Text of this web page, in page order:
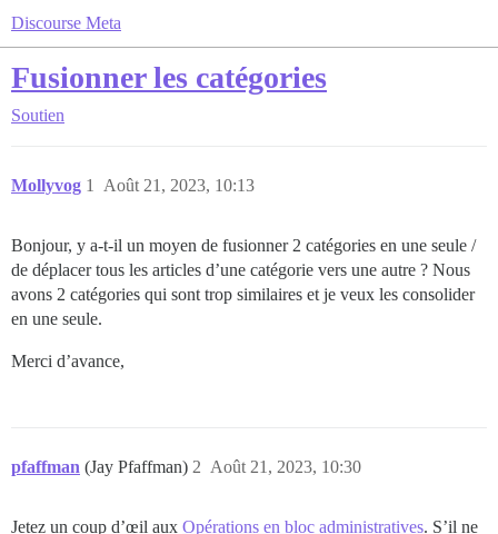
Discourse Meta
Fusionner les catégories
Soutien
Mollyvog Août 21, 2023, 10:13
1
Bonjour, y a-t-il un moyen de fusionner 2 catégories en une seule /
de déplacer tous les articles d’une catégorie vers une autre ? Nous
avons 2 catégories qui sont trop similaires et je veux les consolider
en une seule.
Merci d’avance,
pfaffman (Jay Pfaffman) Août 21, 2023, 10:30
2
Jetez un coup d’œil aux Opérations en bloc administratives. S’il ne